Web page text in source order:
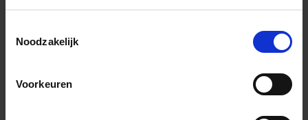
Noodzakelijk
Voorkeuren